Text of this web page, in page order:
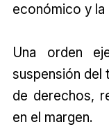
económico y la
Una orden
suspensión del
de derechos,
en el margen.